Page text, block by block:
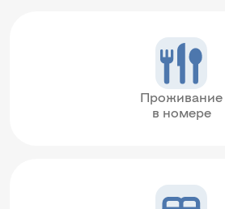
Проживание
в номере